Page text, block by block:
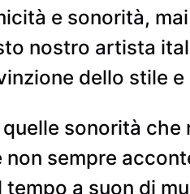
e sonorità,
nostro artista
dello stile
sonorità
sempre
a suon di